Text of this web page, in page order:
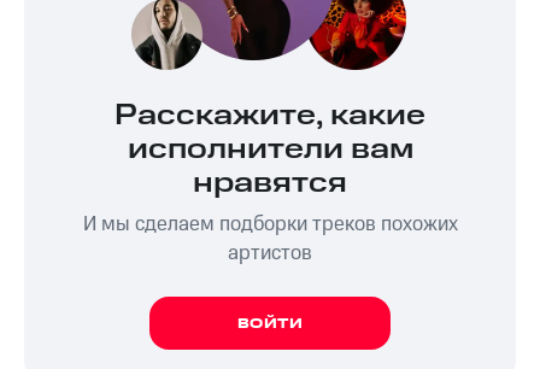
Расскажите, какие
исполнители вам
нравятся
И мы сделаем подборки треков похожих
артистов
ВОЙТИ